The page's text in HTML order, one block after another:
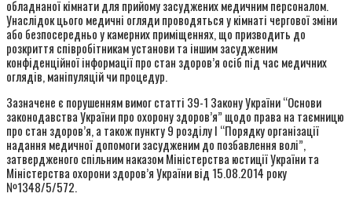
обладнаної кімнати для прийому засуджених медичним персоналом.
Унаслідок цього медичні огляди проводяться у кімнаті чергової зміни
або безпосередньо у камерних приміщеннях, що призводить до
розкриття співробітникам установи та іншим засудженим
конфіденційної інформації про стан здоров’я осіб під час медичних
оглядів, маніпуляцій чи процедур.
Зазначене є порушенням вимог статті 39-1 Закону України “Основи
законодавства України про охорону здоров’я” щодо права на таємницю
про стан здоров’я, а також пункту 9 розділу І “Порядку організації
надання медичної допомоги засудженим до позбавлення волі”,
затвердженого спільним наказом Міністерства юстиції України та
Міністерства охорони здоров’я України від 15.08.2014 року
№1348/5/572.